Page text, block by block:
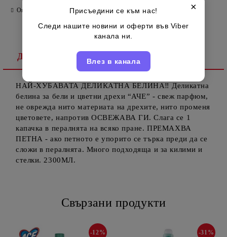
Оцени продукта
Детайлно описание
НАЙ-ХУБАВАТА ДЕЛИКАТНА БЕЛИНА‼️ Деликатна
белина за бели и цветни дрехи “АЧЕ” - свеж парфюм,
не оврежда нито материата на дрехите, нито променя
цветовете, напротив ОСВЕЖАВА ГИ. Слага се 1
капачка в пералнята на всяко пране. ПРЕМАХВА
ПЕТНА - ако петното е упорито се търка преди да се
сложи в пералнята. Много подходяща и за килими и
стелки. 2300МЛ.
Свързани продукти
-12% -31%
×
Присъедини се към нас!
Следи нашите новини и оферти във Viber
канала ни.
Влез в канала